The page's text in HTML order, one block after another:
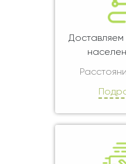
Доставляем